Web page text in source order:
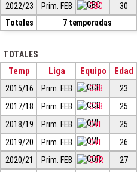
2022/23
Prim. FEB GBC 30
Totales
7 temporadas
TOTALES
Temp Liga Equipo Edad
2015/16 Prim. FEB CCB 23
2017/18
Prim. FEB CCB 25
2018/19
Prim. FEB OVI 25
2019/20
Prim. FEB OVI 26
2020/21
Prim. FEB COR 27